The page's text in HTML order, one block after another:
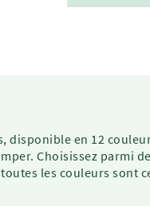
disponible en 12
Choisissez parmi
les couleurs sont